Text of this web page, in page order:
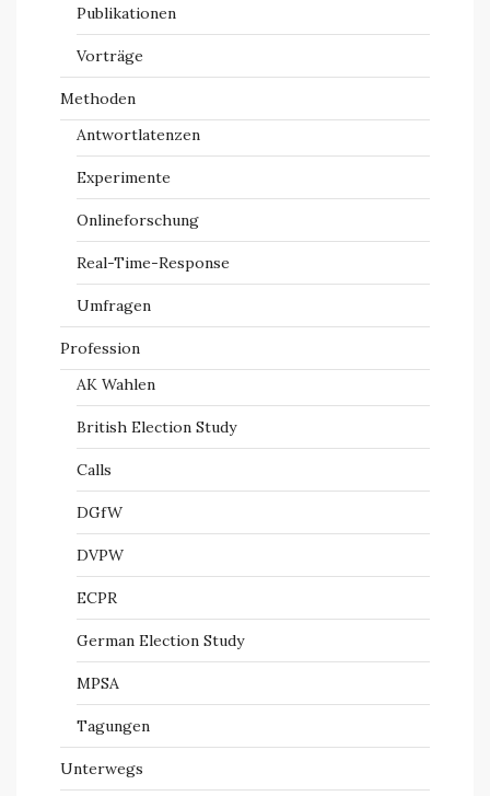
Publikationen
Vorträge
Methoden
Antwortlatenzen
Experimente
Onlineforschung
Real-Time-Response
Umfragen
Profession
AK Wahlen
British Election Study
Calls
DGfW
DVPW
ECPR
German Election Study
MPSA
Tagungen
Unterwegs